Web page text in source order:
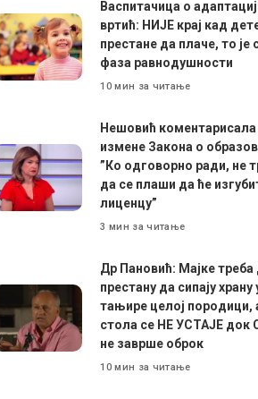
Васпитачица о
вртић: НИЈЕ крај кад
престане да плаче, то је
фаза равнодушности
10 мин за читање
Нешовић коментарисала
измене Закона о
”Ко одговорно ради, не
да се плаши да ће
лиценцу”
3 мин за читање
Др Пановић: Мајке треба
престану да сипају храну
тањире целој породици,
стола се НЕ УСТАЈЕ док
не заврше оброк
10 мин за читање